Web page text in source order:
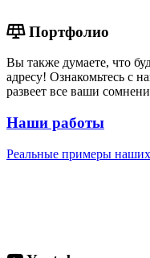
Портфолио
Вы также думаете, что
адресу! Ознакомьтесь с
развеет все ваши
Наши работы
Реальные примеры